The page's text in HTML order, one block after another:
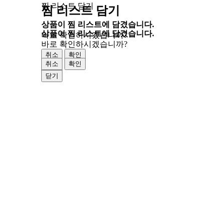
찜 리스트 담기
상품이 찜 리스트에 담겼습니다.
바로 확인하시겠습니까?
취소
확인
닫기
찜 리스트 담기
상품이 찜 리스트에 담겼습니다.
바로 확인하시겠습니까?
취소
확인
닫기